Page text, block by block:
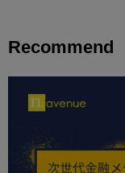
Recommend